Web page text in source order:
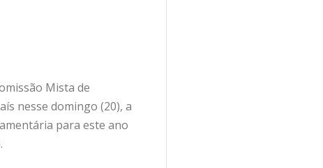
Mista de
nesse domingo (20), a
para este ano